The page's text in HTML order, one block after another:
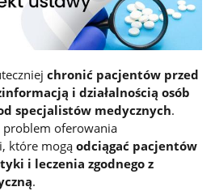
chronić pacjentów przed
i działalnością osób
specjalistów medycznych.
oferowania
które mogąodciągać pacjentów
i leczenia zgodnego z
.